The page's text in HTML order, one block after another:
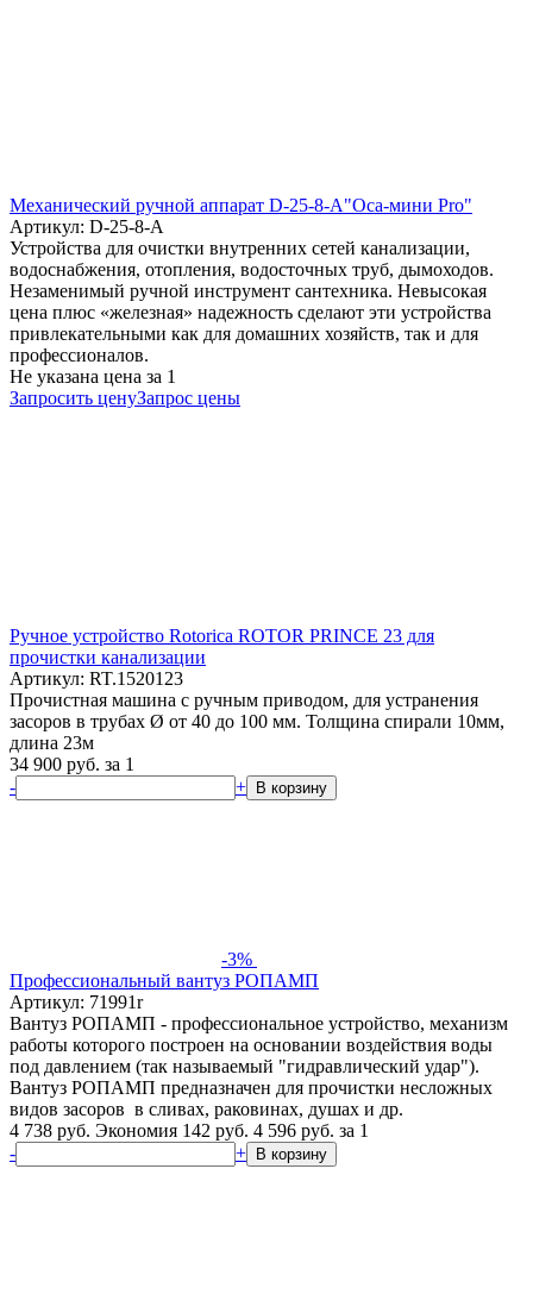
Механический ручной аппарат D-25-8-A"Оса-мини Pro"
Артикул: D-25-8-A
Устройства для очистки внутренних сетей канализации,
водоснабжения, отопления, водосточных труб, дымоходов.
Незаменимый ручной инструмент сантехника. Невысокая
цена плюс «железная» надежность сделают эти устройства
привлекательными как для домашних хозяйств, так и для
профессионалов.
Не указана цена за 1
Запросить ценуЗапрос цены
Ручное устройство Rotorica ROTOR PRINCE 23 для
прочистки канализации
Артикул: RT.1520123
Прочистная машина с ручным приводом, для устранения
засоров в трубах Ø от 40 до 100 мм. Толщина спирали 10мм,
длина 23м
34 900 руб. за 1
-
+ В корзину
-3%
Профессиональный вантуз РОПАМП
Артикул: 71991r
Вантуз РОПАМП - профессиональное устройство, механизм
работы которого построен на основании воздействия воды
под давлением (так называемый "гидравлический удар").
Вантуз РОПАМП предназначен для прочистки несложных
видов засоров в сливах, раковинах, душах и др.
4 738 руб. Экономия 142 руб. 4 596 руб. за 1
-
+ В корзину